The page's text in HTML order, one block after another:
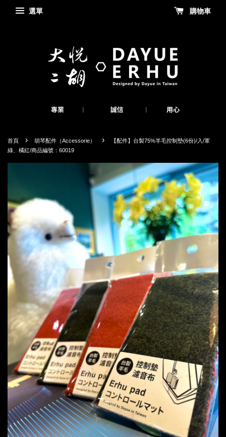
選單 購物車
首頁 › 胡琴配件（Accessorie） ›
【配件】台製75%羊毛控制墊(6份)/入/軍
綠、橘紅/商品編號：60019